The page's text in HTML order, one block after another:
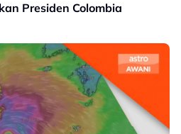
Presiden Colombia